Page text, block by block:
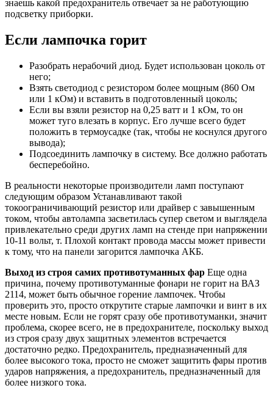
знаешь какой предохранитель отвечает за не работующию
подсветку приборки.
Если лампочка горит
Разобрать нерабочий диод. Будет использован цоколь от
него;
Взять светодиод с резистором более мощным (860 Ом
или 1 кОм) и вставить в подготовленный цоколь;
Если вы взяли резистор на 0,25 ватт и 1 кОм, то он
может туго влезать в корпус. Его лучше всего будет
положить в термоусадке (так, чтобы не коснулся другого
вывода);
Подсоединить лампочку в систему. Все должно работать
бесперебойно.
В реальности некоторые производители ламп поступают
следующим образом Устанавливают такой
токоограничивающий резистор или драйвер с завышенным
током, чтобы автолампа засветилась супер светом и выглядела
привлекательно среди других ламп на стенде при напряжении
10-11 вольт, т. Плохой контакт провода массы может привести
к тому, что на панели загорится лампочка АКБ.
Выход из строя самих противотуманных фар Еще одна
причина, почему противотуманные фонари не горит на ВАЗ
2114, может быть обычное горение лампочек. Чтобы
проверить это, просто открутите старые лампочки и винт в их
месте новым. Если не горят сразу обе противотуманки, значит
проблема, скорее всего, не в предохранителе, поскольку выход
из строя сразу двух защитных элементов встречается
достаточно редко. Предохранитель, предназначенный для
более высокого тока, просто не сможет защитить фары против
ударов напряжения, а предохранитель, предназначенный для
более низкого тока.